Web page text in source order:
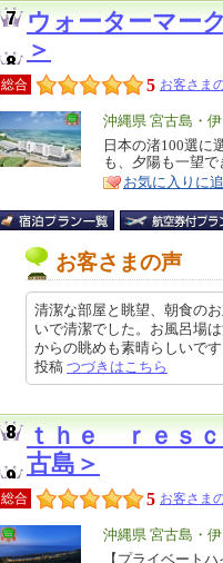
ウォーターマー
＞
総合 5 お客さま
エ
リ
ア
沖縄県 宮古島・
特
徴
日本の渚100選に
も、夕陽も一望で
お気に入りに
お客さまの声
清潔な部屋と眺望、朝食の
いで清潔でした。お風呂場
からの眺めも素晴らしいで
投稿 つづきはこちら
ｔｈｅ ｒｅｓｃ
古島＞
総合 5 お客さま
エ
リ
沖縄県 宮古島・
【プライベート